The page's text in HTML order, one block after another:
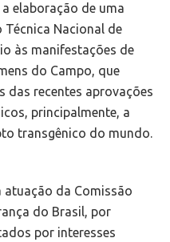
elaboração de uma
Nacional de
às manifestações de
do Campo, que
das recentes aprovações
principalmente, a
transgênico do mundo.
atuação da Comissão
do Brasil, por
por interesses